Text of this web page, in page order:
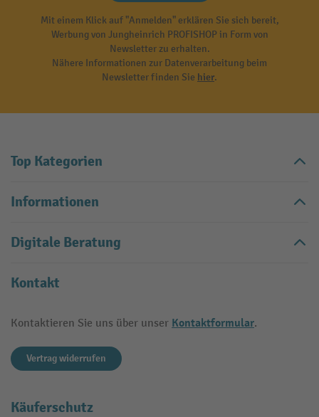
Mit einem Klick auf "Anmelden" erklären Sie sich bereit,
Werbung von Jungheinrich PROFISHOP in Form von
Newsletter zu erhalten.
Nähere Informationen zur Datenverarbeitung beim
Newsletter finden Sie hier.
Top Kategorien
Informationen
Digitale Beratung
Kontakt
Kontaktieren Sie uns über unser Kontaktformular.
Vertrag widerrufen
Käuferschutz